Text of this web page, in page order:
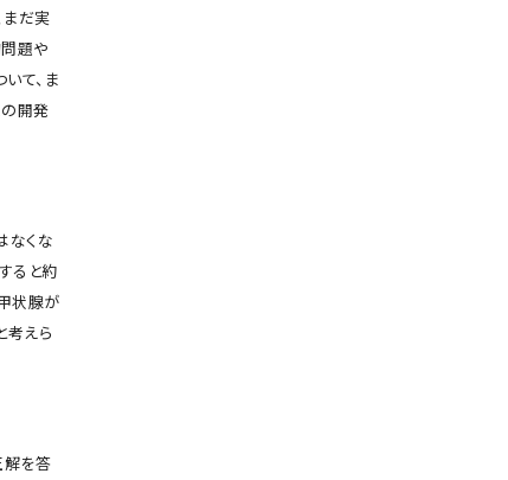
だ実
題や
て、ま
の開発
なくな
ると約
状腺が
考えら
解を答